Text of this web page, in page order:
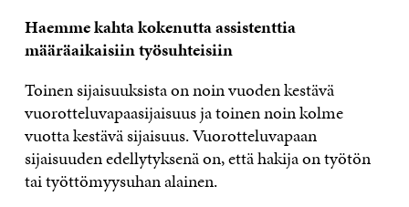
Haemme kahta kokenutta assistenttia
määräaikaisiin työsuhteisiin
Toinen sijaisuuksista on noin vuoden kestävä
vuorotteluvapaasijaisuus ja toinen noin kolme
vuotta kestävä sijaisuus. Vuorotteluvapaan
sijaisuuden edellytyksenä on, että hakija on työtön
tai työttömyysuhan alainen.